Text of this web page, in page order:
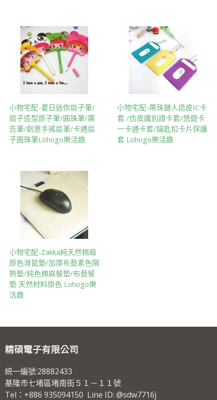
小物宅配-夏日迷你扇子筆/
扇子造型原子筆/圓珠筆/廣
告筆/創意手搖扇筆/卡通扇
子圓珠筆Lohogo樂活趣
小物宅配-帶珠鏈人造皮IC卡
套 /仿皮識別證卡套/悠遊卡
一卡通卡套/鑰匙扣卡片保護
套 Lohogo樂活趣
小物宅配-Zakka純天然棉麻
原色滑鼠墊/加厚布藝素色隔
熱墊/純色棉麻餐墊/布藝餐
墊 天然材料原色 Lohogo樂
活趣
精碩電子有限公司
統一編號:28882433
基隆市七堵區堵南街５１－１１號
Tel：+886 935094150 Line ID: @sdw7716j